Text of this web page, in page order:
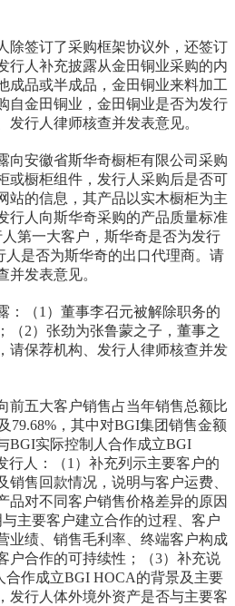
签订了采购框架协议外，还签订
行人补充披露从金田铜业采购的内
成品或半成品，金田铜业来料加工
自金田铜业，金田铜业是否为发行
发行人律师核查并发表意见。
安徽省斯华奇橱柜有限公司采购
或橱柜组件，发行人采购后是否可
站的信息，其产品以实木橱柜为主
行人向斯华奇采购的产品质量标准
第一大客户，斯华奇是否为发行
人是否为斯华奇的出口代理商。请
并发表意见。
（1）董事李召元被解除职务的
（2）张劲为张鲁蒙之子，董事之
请保荐机构、发行人律师核查并发
五大客户销售占当年销售总额比
79.68%，其中对BGI集团销售金额
BGI实际控制人合作成立BGI
行人：（1）补充列示主要客户的
销售回款情况，说明与客户运费、
品对不同客户销售价格差异的原因
主要客户建立合作的过程、客户
业绩、销售毛利率、终端客户构成
户合作的可持续性；（3）补充说
合作成立BGI HOCA的背景及主要
发行人体外境外资产是否与主要客